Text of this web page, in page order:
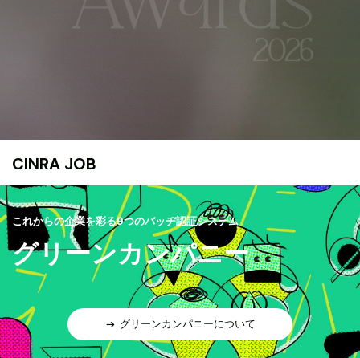
CINRA JOB
これからの企業を彩る9つのバッヂ認証システム
グリーンカンパニー
グリーンカンパニーについて